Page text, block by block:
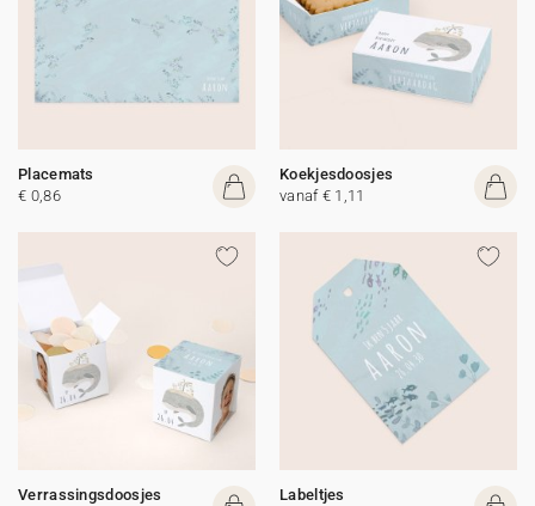
Placemats
€ 0,86
Koekjesdoosjes
vanaf € 1,11
Verrassingsdoosjes
Labeltjes